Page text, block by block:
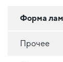
Форма
Прочее